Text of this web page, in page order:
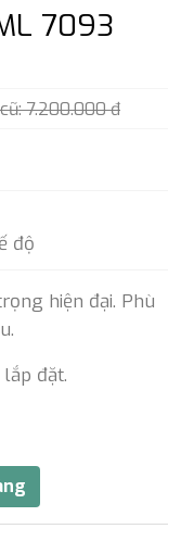
7093
7.200.000 đ
độ
hiện đại. Phù
đặt.